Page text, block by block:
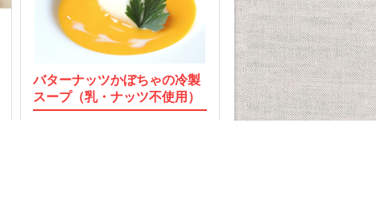
バターナッツかぼちゃの冷製
スープ（乳・ナッツ不使用）